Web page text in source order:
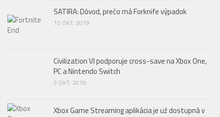
SATIRA: Dôvod, prečo má Forknife výpadok
15 OKT, 2019
Civilization VI podporuje cross-save na Xbox One,
PC a Nintendo Switch
5 OKT, 2019
Xbox Game Streaming aplikácia je už dostupná v